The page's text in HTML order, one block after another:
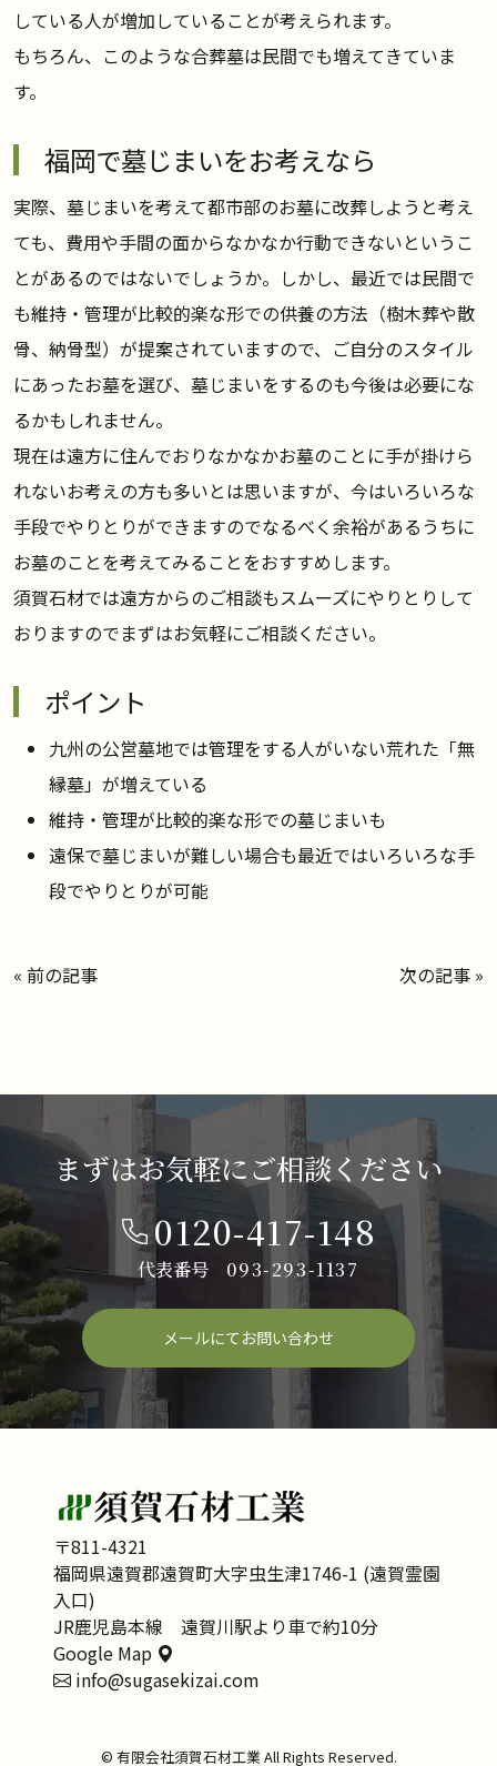
している人が増加していることが考えられます。
もちろん、このような合葬墓は民間でも増えてきていま
す。
福岡で墓じまいをお考えなら
実際、墓じまいを考えて都市部のお墓に改葬しようと考え
ても、費用や手間の面からなかなか行動できないというこ
とがあるのではないでしょうか。しかし、最近では民間で
も維持・管理が比較的楽な形での供養の方法（樹木葬や散
骨、納骨型）が提案されていますので、ご自分のスタイル
にあったお墓を選び、墓じまいをするのも今後は必要にな
るかもしれません。
現在は遠方に住んでおりなかなかお墓のことに手が掛けら
れないお考えの方も多いとは思いますが、今はいろいろな
手段でやりとりができますのでなるべく余裕があるうちに
お墓のことを考えてみることをおすすめします。
須賀石材では遠方からのご相談もスムーズにやりとりして
おりますのでまずはお気軽にご相談ください。
ポイント
九州の公営墓地では管理をする人がいない荒れた「無
縁墓」が増えている
維持・管理が比較的楽な形での墓じまいも
遠保で墓じまいが難しい場合も最近ではいろいろな手
段でやりとりが可能
« 前の記事 次の記事 »
まずはお気軽にご相談ください
0120-417-148
代表番号 093-293-1137
メールにてお問い合わせ
〒811-4321
福岡県遠賀郡遠賀町大字虫生津1746-1 (遠賀霊園
入口)
JR鹿児島本線 遠賀川駅より車で約10分
Google Map
info@sugasekizai.com
© 有限会社須賀石材工業 All Rights Reserved.